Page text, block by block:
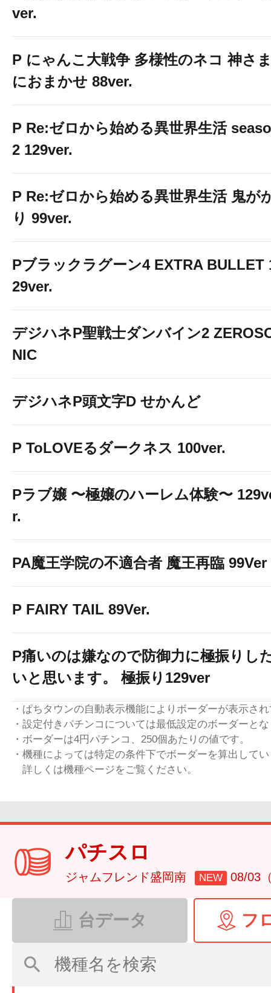
ver.
P にゃんこ大戦争 多様性のネコ 神さ
におまかせ 88ver.
P Re:ゼロから始める異世界生活
2 129ver.
P Re:ゼロから始める異世界生活 鬼が
り 99ver.
Pブラックラグーン4 EXTRA BULLET
29ver.
デジハネP聖戦士ダンバイン2
NIC
デジハネP頭文字D せかんど
P ToLOVEるダークネス 100ver.
Pラブ嬢 〜極嬢のハーレム体験〜
r.
PA魔王学院の不適合者 魔王再臨 99Ver
P FAIRY TAIL 89Ver.
P痛いのは嫌なので防御力に極振りし
いと思います。 極振り129ver
・ぱちタウンの自動表示機能によりボーダーが表示さ
・設定付きパチンコについては最低設定のボーダーと
・ボーダーは4円パチンコ、250個あたりの値です。
・機種によっては特定の条件下でボーダーを算出して
詳しくは機種ページをご覧ください。
パチスロ
ジャムフレンド盛岡南 NEW 08/03
台データ フ